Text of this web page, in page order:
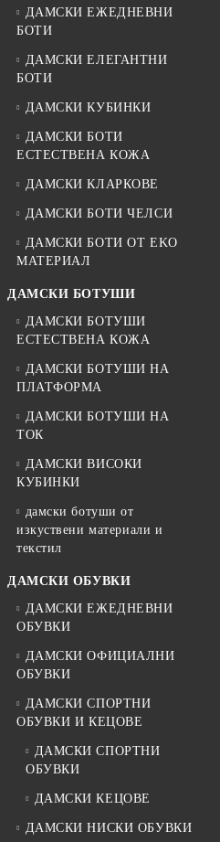
ДАМСКИ ЕЖЕДНЕВНИ
БОТИ
ДАМСКИ ЕЛЕГАНТНИ
БОТИ
ДАМСКИ КУБИНКИ
ДАМСКИ БОТИ
ЕСТЕСТВЕНА КОЖА
ДАМСКИ КЛАРКОВЕ
ДАМСКИ БОТИ ЧЕЛСИ
ДАМСКИ БОТИ ОТ EKO
МАТЕРИАЛ
ДАМСКИ БОТУШИ
ДАМСКИ БОТУШИ
ЕСТЕСТВЕНА КОЖА
ДАМСКИ БОТУШИ НА
ПЛАТФОРМА
ДАМСКИ БОТУШИ НА
ТОК
ДАМСКИ ВИСОКИ
КУБИНКИ
дамски ботуши от
изкуствени материали и
текстил
ДАМСКИ ОБУВКИ
ДАМСКИ ЕЖЕДНЕВНИ
ОБУВКИ
ДАМСКИ ОФИЦИАЛНИ
ОБУВКИ
ДАМСКИ СПОРТНИ
ОБУВКИ И КЕЦОВЕ
ДАМСКИ СПОРТНИ
ОБУВКИ
ДАМСКИ КЕЦОВЕ
ДАМСКИ НИСКИ ОБУВКИ